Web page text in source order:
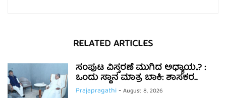
RELATED ARTICLES
ಸಂಪುಟ ವಿಸ್ತರಣೆ ಮುಗಿದ ಅಧ್ಯಾಯ..? :
ಒಂದು ಸ್ಥಾನ ಮಾತ್ರ ಬಾಕಿ: ಶಾಸಕರ...
Prajapragathi-August 8, 2026